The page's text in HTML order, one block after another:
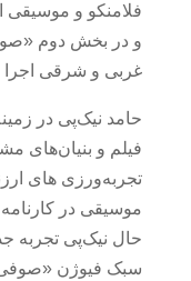
فلامنکو و
و در بخش دوم
غربی و شرقی
حامد نیک‌پی در
فیلم و بنیان‌های
تجربه‌ورزی‌ های
موسیقی در
حال نیک‌پی تجربه
سبک فیوژن